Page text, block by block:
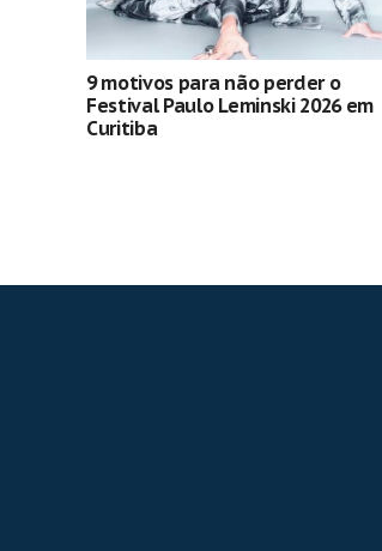
9 motivos para não perder o
Festival Paulo Leminski 2026 em
Curitiba